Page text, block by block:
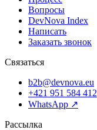
Вопросы
DevNova Index
Написать
Заказать звонок
Связаться
b2b@devnova.eu
+421 951 584 412
WhatsApp ↗
Рассылка